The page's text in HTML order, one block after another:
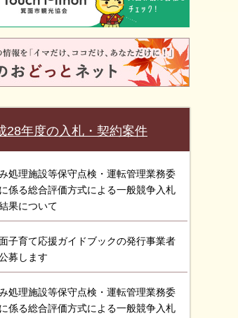
28年度の入札・契約案件
処理施設等保守点検・運転管理業務委
係る総合評価方式による一般競争入札
果について
子育て応援ガイドブックの発行事業者
募します
処理施設等保守点検・運転管理業務委
係る総合評価方式による一般競争入札